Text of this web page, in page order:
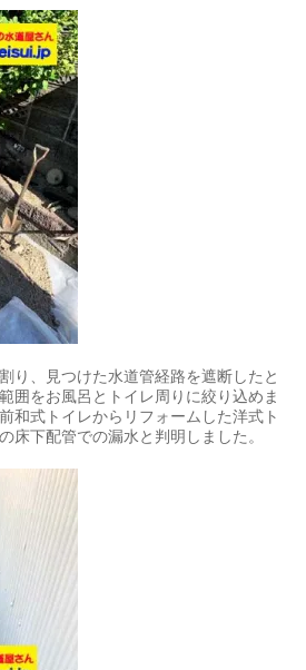
り、見つけた水道管経路を遮断したと
囲をお風呂とトイレ周りに絞り込めま
和式トイレからリフォームした洋式ト
床下配管での漏水と判明しました。